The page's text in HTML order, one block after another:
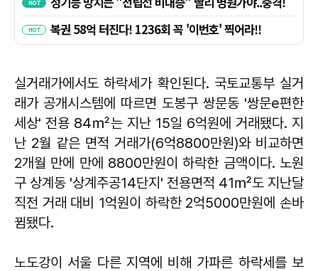
실거래가에서도 하락세가 확인된다. 국토교통부 실거
래가 공개시스템에 따르면 도봉구 쌍문동 '쌍문e편한
세상' 전용 84㎡는 지난 15일 6억원에 거래됐다. 지
난 2월 같은 면적 거래가(6억8800만원)와 비교하면
2개월 만에 만에 8800만원이 하락한 금액이다. 노원
구 상계동 '상계주공14단지' 전용면적 41㎡도 지난달
직전 거래 대비 1억원이 하락한 2억5000만원에 손바
뀜됐다.
노도강이 서울 다른 지역에 비해 가파른 하락세를 보